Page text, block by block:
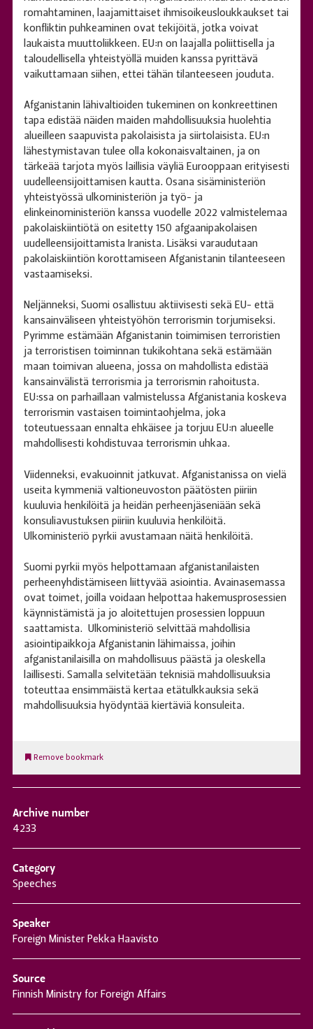
romahtaminen, laajamittaiset ihmisoikeusloukkaukset tai
konfliktin puhkeaminen ovat tekijöitä, jotka voivat
laukaista muuttoliikkeen. EU:n on laajalla poliittisella ja
taloudellisella yhteistyöllä muiden kanssa pyrittävä
vaikuttamaan siihen, ettei tähän tilanteeseen jouduta.
Afganistanin lähivaltioiden tukeminen on konkreettinen
tapa edistää näiden maiden mahdollisuuksia huolehtia
alueilleen saapuvista pakolaisista ja siirtolaisista. EU:n
lähestymistavan tulee olla kokonaisvaltainen, ja on
tärkeää tarjota myös laillisia väyliä Eurooppaan erityisesti
uudelleensijoittamisen kautta. Osana sisäministeriön
yhteistyössä ulkoministeriön ja työ- ja
elinkeinoministeriön kanssa vuodelle 2022 valmistelemaa
pakolaiskiintiötä on esitetty 150 afgaanipakolaisen
uudelleensijoittamista Iranista. Lisäksi varaudutaan
pakolaiskiintiön korottamiseen Afganistanin tilanteeseen
vastaamiseksi.
Neljänneksi, Suomi osallistuu aktiivisesti sekä EU- että
kansainväliseen yhteistyöhön terrorismin torjumiseksi.
Pyrimme estämään Afganistanin toimimisen terroristien
ja terroristisen toiminnan tukikohtana sekä estämään
maan toimivan alueena, jossa on mahdollista edistää
kansainvälistä terrorismia ja terrorismin rahoitusta.
EU:ssa on parhaillaan valmistelussa Afganistania koskeva
terrorismin vastaisen toimintaohjelma, joka
toteutuessaan ennalta ehkäisee ja torjuu EU:n alueelle
mahdollisesti kohdistuvaa terrorismin uhkaa.
Viidenneksi, evakuoinnit jatkuvat. Afganistanissa on vielä
useita kymmeniä valtioneuvoston päätösten piiriin
kuuluvia henkilöitä ja heidän perheenjäseniään sekä
konsuliavustuksen piiriin kuuluvia henkilöitä.
Ulkoministeriö pyrkii avustamaan näitä henkilöitä.
Suomi pyrkii myös helpottamaan afganistanilaisten
perheenyhdistämiseen liittyvää asiointia. Avainasemassa
ovat toimet, joilla voidaan helpottaa hakemusprosessien
käynnistämistä ja jo aloitettujen prosessien loppuun
saattamista. Ulkoministeriö selvittää mahdollisia
asiointipaikkoja Afganistanin lähimaissa, joihin
afganistanilaisilla on mahdollisuus päästä ja oleskella
laillisesti. Samalla selvitetään teknisiä mahdollisuuksia
toteuttaa ensimmäistä kertaa etätulkkauksia sekä
mahdollisuuksia hyödyntää kiertäviä konsuleita.
Remove bookmark
Archive number
4233
Category
Speeches
Speaker
Foreign Minister Pekka Haavisto
Source
Finnish Ministry for Foreign Affairs